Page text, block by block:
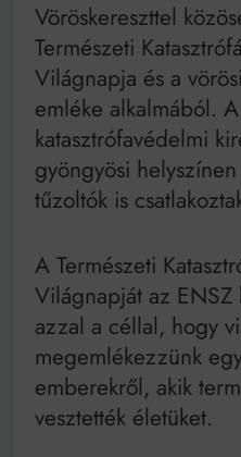
Mindenki a világot akarja
as években
Bitumenes lapostetők: a bevált
működik, ha jól van felújítva
Vöröskereszttel
Természeti
Világnapja és a
emléke alkalmából.
katasztrófavédelmi
gyöngyösi
tűzoltók is
A Természeti
Világnapját az
azzal a céllal, hogy
megemlékezzünk
emberekről, akik
vesztették életüket.